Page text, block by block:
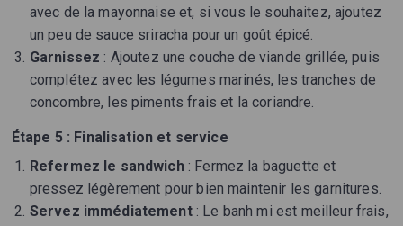
avec de la mayonnaise et, si vous le souhaitez, ajoutez
un peu de sauce sriracha pour un goût épicé.
Garnissez : Ajoutez une couche de viande grillée, puis
complétez avec les légumes marinés, les tranches de
concombre, les piments frais et la coriandre.
Étape 5 : Finalisation et service
Refermez le sandwich: Fermez la baguette et
pressez légèrement pour bien maintenir les garnitures.
Servez immédiatement: Le banh mi est meilleur frais,